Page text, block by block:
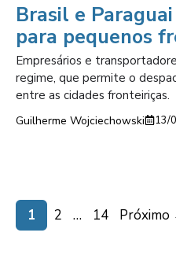
Brasil e
para pequenos
Empresários e
regime, que permite o
entre as cidades fronteiriças.
Guilherme Wojciechowski 13/
Page
1 Page
2 … Page
14 Próximo